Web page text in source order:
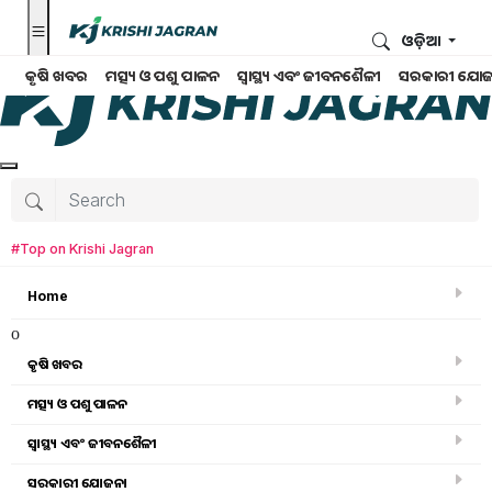
କୃଷି ଖବର ମତ୍ସ୍ୟ ଓ ପଶୁ ପାଳନ ସ୍ୱାସ୍ଥ୍ୟ ଏବଂ ଜୀବନଶୈଳୀ ସରକାରୀ
ଓଡ଼ିଆ
#Top on Krishi Jagran
Home
o
କୃଷି ଖବର
ମତ୍ସ୍ୟ ଓ ପଶୁ ପାଳନ
ସ୍ୱାସ୍ଥ୍ୟ ଏବଂ ଜୀବନଶୈଳୀ
ସରକାରୀ ଯୋଜନା
କୃଷି ବିଶ୍ବକୋଷ